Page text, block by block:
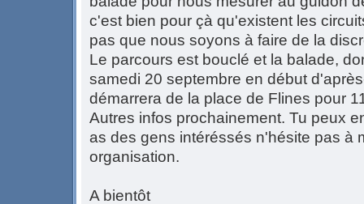
c'est bien pour çà qu'existent les
pas que nous soyons à faire de la
Le parcours est bouclé et la balade,
samedi 20 septembre en début
démarrera de la place de Flines pour
Autres infos prochainement. Tu peux
as des gens intéréssés n'hésite pas à
organisation.
A bientôt